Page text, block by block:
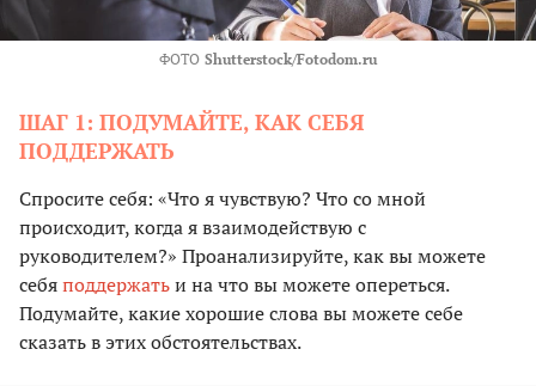
ФОТО Shutterstock/Fotodom.ru
ШАГ 1: ПОДУМАЙТЕ, КАК СЕБЯ
ПОДДЕРЖАТЬ
Спросите себя: «‎Что я чувствую? Что со мной
происходит, когда я взаимодействую с
руководителем?»‎ Проанализируйте, как вы можете
себяподдержатьи на что вы можете опереться.
Подумайте, какие хорошие слова вы можете себе
сказать в этих обстоятельствах.